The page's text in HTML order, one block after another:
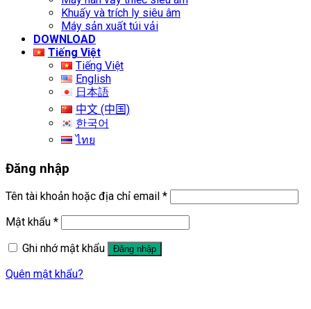
Khuấy và trích ly siêu âm
Máy sản xuất túi vải
DOWNLOAD
Tiếng Việt
Tiếng Việt
English
日本語
中文 (中国)
한국어
ไทย
Đăng nhập
Tên tài khoản hoặc địa chỉ email *
Mật khẩu *
Ghi nhớ mật khẩu
Đăng nhập
Quên mật khẩu?